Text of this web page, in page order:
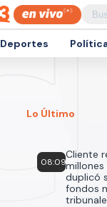
Deportes
Lo Último
08:09
Cliente
duplicó
fondos